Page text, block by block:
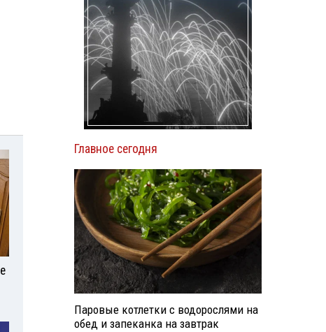
Главное сегодня
Паровые котлетки с водорослями на
обед и запеканка на завтрак